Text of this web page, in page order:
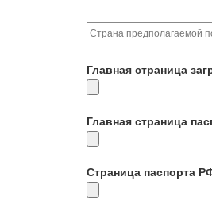
Главная страница
Главная страница
Страница паспорта